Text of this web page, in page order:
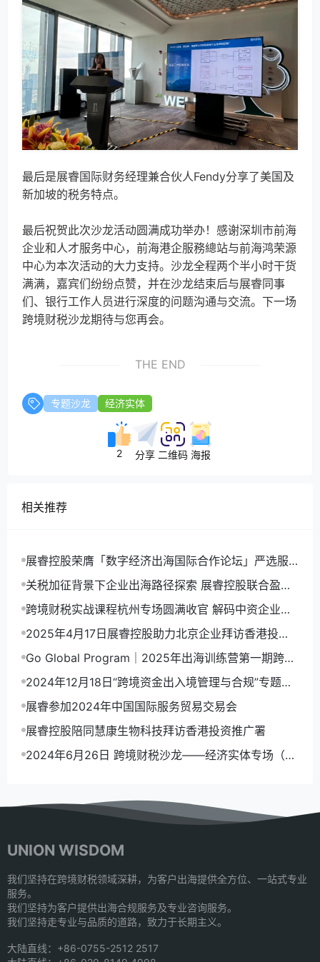
最后是展睿国际财务经理兼合伙人Fendy分享了美国及
新加坡的税务特点。
最后祝贺此次沙龙活动圆满成功举办！感谢深圳市前海
企业和人才服务中心，前海港企服務總站与前海鸿荣源
中心为本次活动的大力支持。沙龙全程两个半小时干货
满满，嘉宾们纷纷点赞，并在沙龙结束后与展睿同事
们、银行工作人员进行深度的问题沟通与交流。下一场
跨境财税沙龙期待与您再会。
THE END
专题沙龙 经济实体
2 分享 二维码 海报
相关推荐
展睿控股荣膺「数字经济出海国际合作论坛」严选服
务商，共筑企业出海新航程！
关税加征背景下企业出海路径探索 展睿控股联合盈科
举办主题沙龙
跨境财税实战课程杭州专场圆满收官 解码中资企业出
海合规新路径
杭州专场 2025年4月19-20日
2025年4月17日展睿控股助力北京企业拜访香港投资
推广署
Go Global Program｜2025年出海训练营第一期跨境
财税合规专场圆满收官
2024年12月18日“跨境资金出入境管理与合规”专题沙
龙 青岛专场圆满落幕
展睿参加2024年中国国际服务贸易交易会
展睿控股陪同慧康生物科技拜访香港投资推广署
2024年6月26日 跨境财税沙龙——经济实体专场（深
UNION WISDOM
我们坚持在跨境财税领域深耕，为客户出海提供全方位、一站式专业
服务。
我们坚持为客户提供出海合规服务及专业咨询服务。
我们坚持走专业与品质的道路，致力于长期主义。
大陆直线：+86-0755-2512 2517